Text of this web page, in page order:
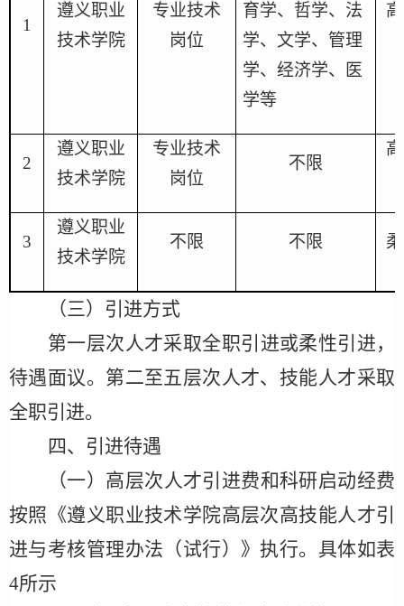
1
遵义职业
技术学院
专业技术
岗位
育学、哲学、法
学、文学、管理
学、经济学、医
学等
2
遵义职业
技术学院
专业技术
岗位
不限
3
遵义职业
技术学院
不限 不限
（三）引进方式
第一层次人才采取全职引进或柔性引进，
待遇面议。第二至五层次人才、 技能人才采取
全职引进。
四、引进待遇
（一） 高层次人才引进费和科研启动经费
按照《遵义职业技术学院高层次高技能人才引
进与考核管理办法 （试行） 》执行。 具体如表
4所示